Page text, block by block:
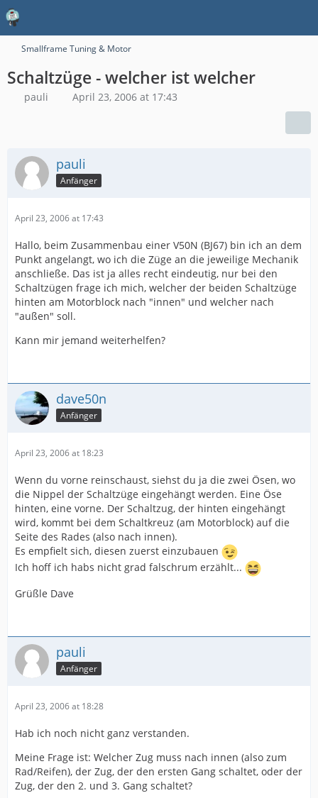
Smallframe Tuning & Motor
Schaltzüge - welcher ist welcher
pauli April 23, 2006 at 17:43
pauli
Anfänger
April 23, 2006 at 17:43
Hallo, beim Zusammenbau einer V50N (BJ67) bin ich an dem
Punkt angelangt, wo ich die Züge an die jeweilige Mechanik
anschließe. Das ist ja alles recht eindeutig, nur bei den
Schaltzügen frage ich mich, welcher der beiden Schaltzüge
hinten am Motorblock nach "innen" und welcher nach
"außen" soll.
Kann mir jemand weiterhelfen?
dave50n
Anfänger
April 23, 2006 at 18:23
Wenn du vorne reinschaust, siehst du ja die zwei Ösen, wo
die Nippel der Schaltzüge eingehängt werden. Eine Öse
hinten, eine vorne. Der Schaltzug, der hinten eingehängt
wird, kommt bei dem Schaltkreuz (am Motorblock) auf die
Seite des Rades (also nach innen).
Es empfielt sich, diesen zuerst einzubauen
Ich hoff ich habs nicht grad falschrum erzählt...
Grüßle Dave
pauli
Anfänger
April 23, 2006 at 18:28
Hab ich noch nicht ganz verstanden.
Meine Frage ist: Welcher Zug muss nach innen (also zum
Rad/Reifen), der Zug, der den ersten Gang schaltet, oder der
Zug, der den 2. und 3. Gang schaltet?